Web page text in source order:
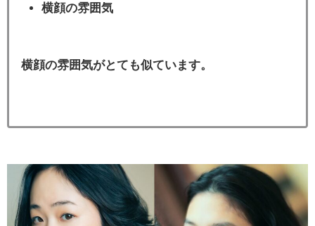
横顔の雰囲気
横顔の雰囲気がとても似ています。